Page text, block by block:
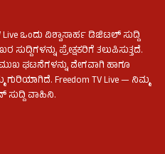
Live ಒಂದು ವಿಶ್ವಾಸಾರ್ಹ ಡಿಜಿಟಲ್ ಸುದ್ದಿ
ಸುದ್ದಿಗಳನ್ನು ಪ್ರೇಕ್ಷಕರಿಗೆ ತಲುಪಿಸುತ್ತದೆ.
ಘಟನೆಗಳನ್ನು ವೇಗವಾಗಿ ಹಾಗೂ
ಗುರಿಯಾಗಿದೆ. Freedom TV Live — ನಿಮ್ಮ
ಸುದ್ದಿ ವಾಹಿನಿ.